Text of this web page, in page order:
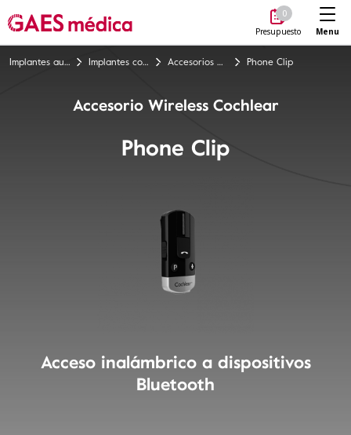
0
Presupuesto Menu
Implantes auditivos Implantes cocleares Accesorios Wireless Phone Clip
Accesorio Wireless Cochlear
Phone Clip
Acceso inalámbrico a dispositivos
Bluetooth